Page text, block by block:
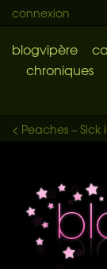
connexion
blogvipère
chroniques
< Peaches – Sick